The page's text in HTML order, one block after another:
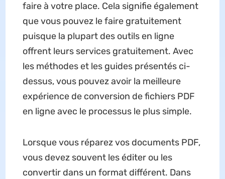
faire à votre place. Cela signifie également
que vous pouvez le faire gratuitement
puisque la plupart des outils en ligne
offrent leurs services gratuitement. Avec
les méthodes et les guides présentés ci-
dessus, vous pouvez avoir la meilleure
expérience de conversion de fichiers PDF
en ligne avec le processus le plus simple.
Lorsque vous réparez vos documents PDF,
vous devez souvent les éditer ou les
convertir dans un format différent. Dans